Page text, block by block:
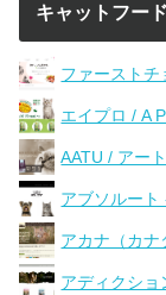
キャットフー
ファーストチ
エイプロ / A
AATU / アー
アブソルート
アカナ（カナ
アディクショ